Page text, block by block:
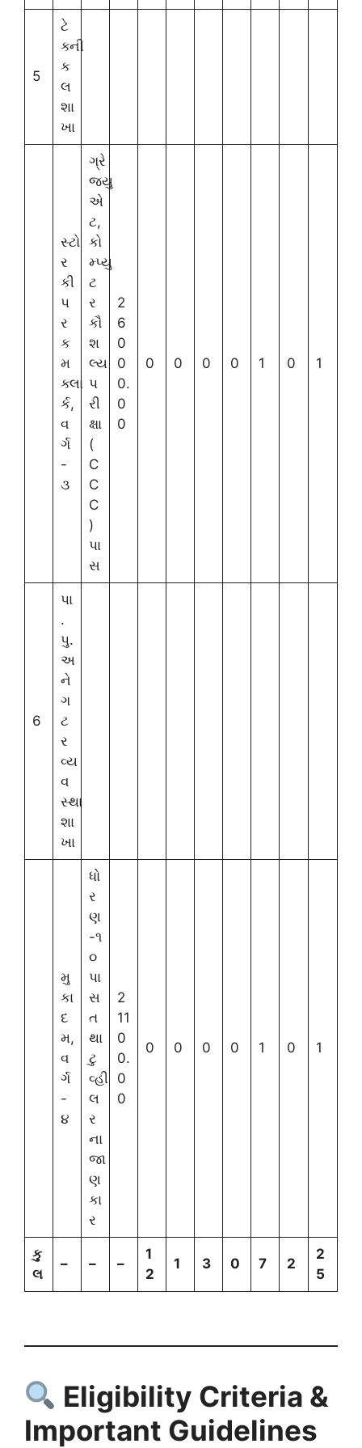
5
ટે
ક્ની
ક
લ
શા
ખા
સ્ટો
ર
કી
પ
ર
ક
મ
ક્લા
ર્ક,
વ
ર્ગ
-
૩
ગ્રે
જ્યુ
એ
ટ,
કો
મ્પ્યુ
ટ
ર
કૌ
શ
લ્ય
પ
રી
ક્ષા
(
C
C
C
)
પા
સ
2
6
0
0
0.
0
0
0 0 0 0 1 0 1
6
પા
.
પુ.
અ
ને
ગ
ટ
ર
વ્ય
વ
સ્થા
શા
ખા
મુ
કા
દ
મ,
વ
ર્ગ
-
૪
ધો
ર
ણ
-૧
૦
પા
સ
ત
થા
ટુ
વ્હી
લ
ર
ના
જા
ણ
કા
ર
2
11
0
0.
0
0
0 0 0 0 1 0 1
કુ
લ
– – –
1
2
1 3 0 7 2
2
5
Eligibility Criteria &
Important Guidelines